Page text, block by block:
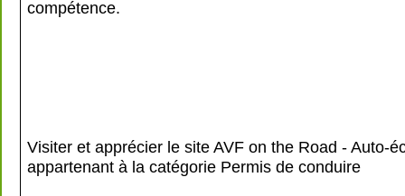
compétence.
Visiter et apprécier le site AVF on the Road - Auto-
appartenant à la catégorie Permis de conduire